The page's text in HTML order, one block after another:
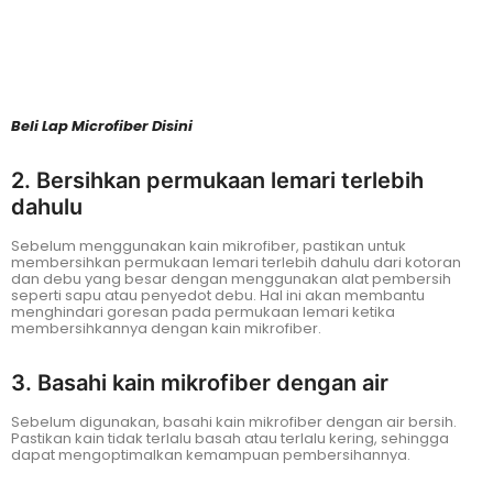
Beli Lap Microfiber Disini
2. Bersihkan permukaan lemari terlebih
dahulu
Sebelum menggunakan kain mikrofiber, pastikan untuk
membersihkan permukaan lemari terlebih dahulu dari kotoran
dan debu yang besar dengan menggunakan alat pembersih
seperti sapu atau penyedot debu. Hal ini akan membantu
menghindari goresan pada permukaan lemari ketika
membersihkannya dengan kain mikrofiber.
3. Basahi kain mikrofiber dengan air
Sebelum digunakan, basahi kain mikrofiber dengan air bersih.
Pastikan kain tidak terlalu basah atau terlalu kering, sehingga
dapat mengoptimalkan kemampuan pembersihannya.